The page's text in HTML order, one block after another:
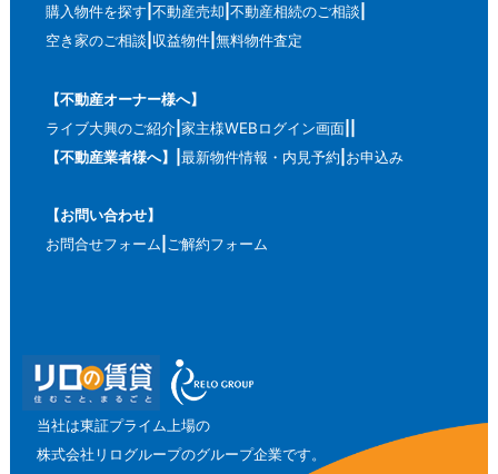
購入物件を探す 不動産売却 不動産相続のご相談
空き家のご相談 収益物件 無料物件査定
【不動産オーナー様へ】
ライブ大興のご紹介 家主様WEBログイン画面
【不動産業者様へ】
最新物件情報・内見予約 お申込み
【お問い合わせ】
お問合せフォーム ご解約フォーム
当社は東証プライム上場の
株式会社リログループのグループ企業です。